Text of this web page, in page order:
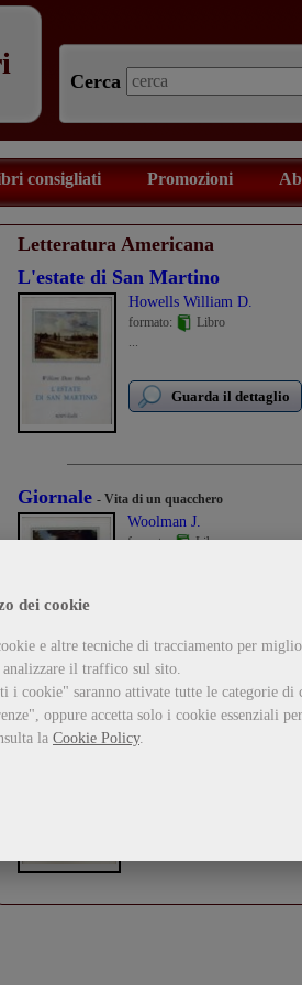
dei cookie
e altre tecniche di tracciamento per
il traffico sul sito.
i cookie" saranno attivate tutte le categorie di
oppure accetta solo i cookie essenziali
la Cookie Policy.
Cerca
consigliati Promozioni
Letteratura Americana
L'estate di San Martino
Howells William D.
formato:
Libro
...
Guarda il dettaglio
Giornale - Vita di un quacchero
Woolman J.
formato:
Libro
Democrazia
Adams Henry